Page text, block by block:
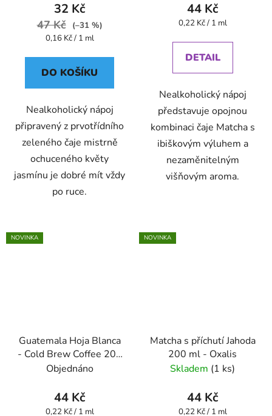
32 Kč
47 Kč
(–31 %)
Měrná
0,16 Kč / 1 ml
DO KOŠÍKU
Nealkoholický nápoj
připravený z prvotřídního
zeleného čaje mistrně
ochuceného květy
jasmínu je dobré mít vždy
po ruce.
44 Kč
Měrná
0,22 Kč / 1 ml
DETAIL
Nealkoholický nápoj
představuje opojnou
kombinaci čaje Matcha s
ibiškovým výluhem a
nezaměnitelným
višňovým aroma.
NOVINKA
Guatemala Hoja Blanca
- Cold Brew Coffee 200
ml - Oxalis
Objednáno
44 Kč
Měrná
0,22 Kč / 1 ml
NOVINKA
Matcha s příchutí Jahoda
200 ml - Oxalis
Skladem (1 ks)
44 Kč
Měrná
0,22 Kč / 1 ml